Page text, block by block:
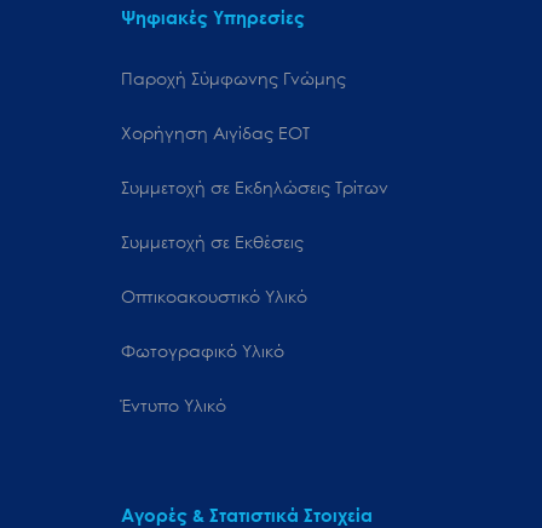
Ψηφιακές Υπηρεσίες
Παροχή Σύμφωνης Γνώμης
Χορήγηση Αιγίδας ΕΟΤ
Συμμετοχή σε Εκδηλώσεις Τρίτων
Συμμετοχή σε Εκθέσεις
Οπτικοακουστικό Υλικό
Φωτογραφικό Υλικό
Έντυπο Υλικό
Αγορές & Στατιστικά Στοιχεία